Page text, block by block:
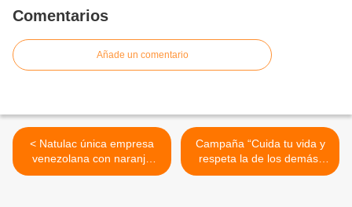
Comentarios
Añade un comentario
< Natulac única empresa
venezolana con naranja
100% fruta y relanza línea
Campaña “Cuida tu vida y
respeta la de los demás”
desarrolló Polivalencia